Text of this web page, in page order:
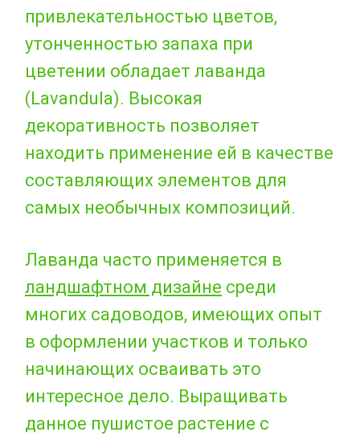
привлекательностью цветов,
утонченностью запаха при
цветении обладает лаванда
(Lavandula). Высокая
декоративность позволяет
находить применение ей в качестве
составляющих элементов для
самых необычных композиций.
Лаванда часто применяется в
ландшафтном дизайне среди
многих садоводов, имеющих опыт
в оформлении участков и только
начинающих осваивать это
интересное дело. Выращивать
данное пушистое растение с